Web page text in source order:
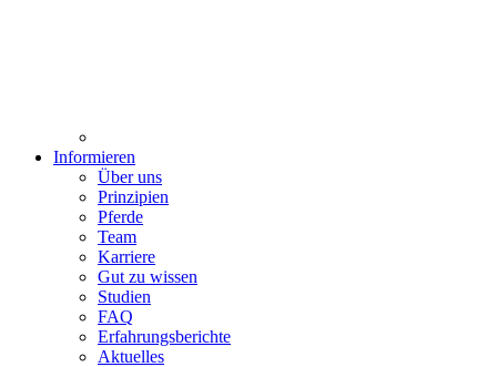
Informieren
Über uns
Prinzipien
Pferde
Team
Karriere
Gut zu wissen
Studien
FAQ
Erfahrungsberichte
Aktuelles